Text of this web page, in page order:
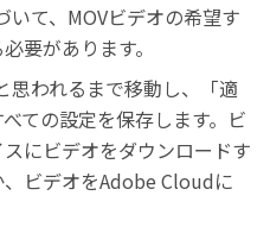
いて、MOVビデオの希望す
要があります。
思われるまで移動し、「適
ての設定を保存します。ビ
にビデオをダウンロードす
ビデオをAdobe Cloudに